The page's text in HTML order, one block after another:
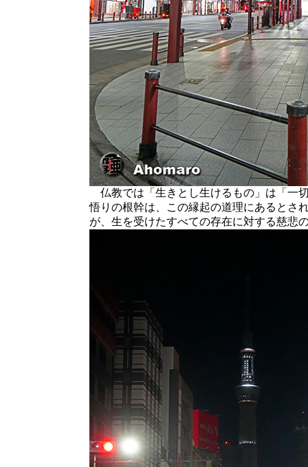
仏教では「生きとし生けるもの」は「一
悟りの根幹は、この縁起の道理にあるとさ
が、生を受けたすべての存在に対する慈悲